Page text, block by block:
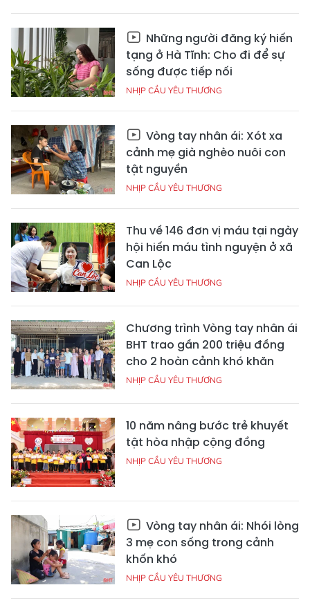
Những người đăng ký hiến
tạng ở Hà Tĩnh: Cho đi để sự
sống được tiếp nối
NHỊP CẦU YÊU THƯƠNG
Vòng tay nhân ái: Xót xa
cảnh mẹ già nghèo nuôi con
tật nguyền
NHỊP CẦU YÊU THƯƠNG
Thu về 146 đơn vị máu tại ngày
hội hiến máu tình nguyện ở xã
Can Lộc
NHỊP CẦU YÊU THƯƠNG
Chương trình Vòng tay nhân ái
BHT trao gần 200 triệu đồng
cho 2 hoàn cảnh khó khăn
NHỊP CẦU YÊU THƯƠNG
10 năm nâng bước trẻ khuyết
tật hòa nhập cộng đồng
NHỊP CẦU YÊU THƯƠNG
Vòng tay nhân ái: Nhói lòng
3 mẹ con sống trong cảnh
khốn khó
NHỊP CẦU YÊU THƯƠNG